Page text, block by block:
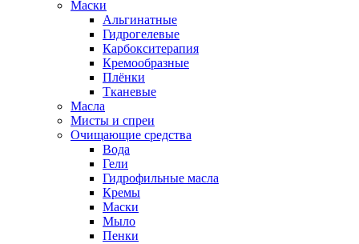
Маски
Альгинатные
Гидрогелевые
Карбокситерапия
Кремообразные
Плёнки
Тканевые
Масла
Мисты и спреи
Очищающие средства
Вода
Гели
Гидрофильные масла
Кремы
Маски
Мыло
Пенки